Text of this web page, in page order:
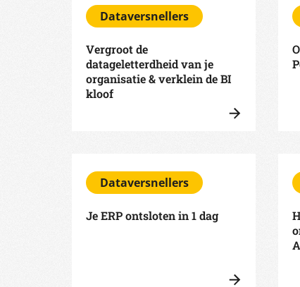
Dataversnellers
Vergroot de
datageletterdheid van je
organisatie & verklein de BI
kloof
Dataversnellers
Je ERP ontsloten in 1 dag